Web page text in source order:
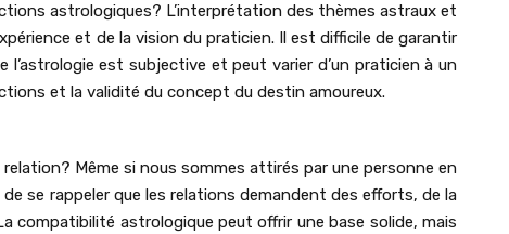
astrologiques? L’interprétation des thèmes astraux et
et de la vision du praticien. Il est difficile de garantir
l’astrologie est subjective et peut varier d’un praticien à un
et la validité du concept du destin amoureux.
Même si nous sommes attirés par une personne en
se rappeler que les relations demandent des efforts, de la
compatibilité astrologique peut offrir une base solide, mais